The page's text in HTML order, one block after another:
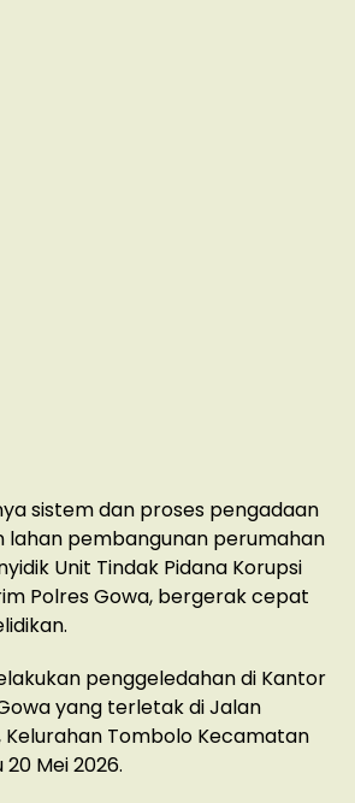
sistem dan proses pengadaan
lahan pembangunan perumahan
Unit Tindak Pidana Korupsi
Polres Gowa, bergerak cepat
penggeledahan di Kantor
yang terletak di Jalan
Kelurahan Tombolo Kecamatan
Mei 2026.